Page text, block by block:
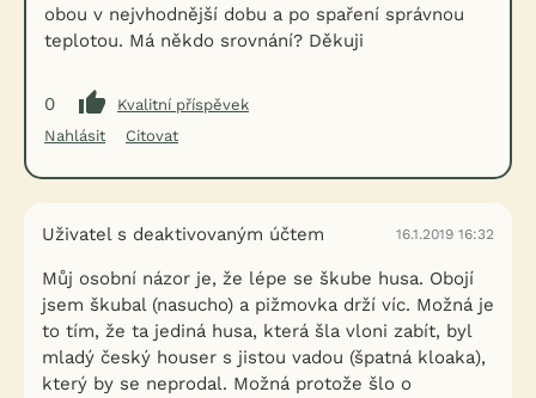
obou v nejvhodnější dobu a po spaření správnou
teplotou. Má někdo srovnání? Děkuji
0
Kvalitní příspěvek
Nahlásit
Citovat
Uživatel s deaktivovaným účtem 16.1.2019 16:32
Můj osobní názor je, že lépe se škube husa. Obojí
jsem škubal (nasucho) a pižmovka drží víc. Možná je
to tím, že ta jediná husa, která šla vloni zabít, byl
mladý český houser s jistou vadou (špatná kloaka),
který by se neprodal. Možná protože šlo o